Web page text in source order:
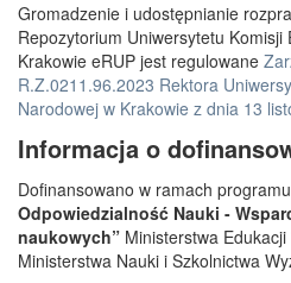
Gromadzenie i udostępnianie
Repozytorium Uniwersytetu Komisji
Krakowie eRUP jest regulowane
R.Z.0211.96.2023 Rektora
Narodowej w Krakowie z dnia 13
Informacja o
Dofinansowano w ramach programu
Odpowiedzialność Nauki -
naukowych” Ministerstwa
Ministerstwa Nauki i Szkolnictwa